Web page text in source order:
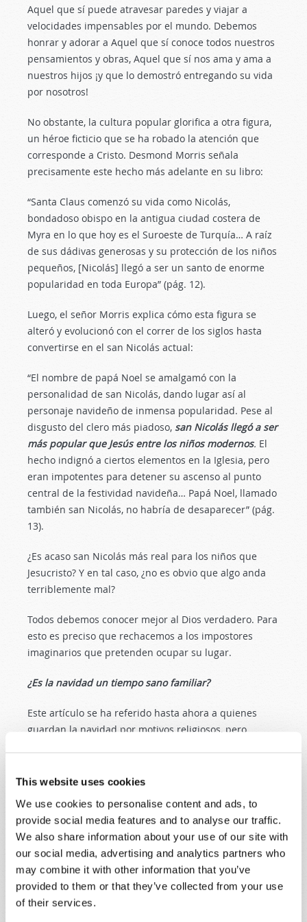
This website uses cookies
We use cookies to personalise content and ads, to
provide social media features and to analyse our traffic.
We also share information about your use of our site with
our social media, advertising and analytics partners who
may combine it with other information that you’ve
provided to them or that they’ve collected from your use
of their services.
Aquel que sí puede atravesar paredes y viajar a
velocidades impensables por el mundo. Debemos
honrar y adorar a Aquel que sí conoce todos nuestros
pensamientos y obras, Aquel que sí nos ama y ama a
nuestros hijos ¡y que lo demostró entregando su vida
por nosotros!
No obstante, la cultura popular glorifica a otra figura,
un héroe ficticio que se ha robado la atención que
corresponde a Cristo. Desmond Morris señala
precisamente este hecho más adelante en su libro:
“Santa Claus comenzó su vida como Nicolás,
bondadoso obispo en la antigua ciudad costera de
Myra en lo que hoy es el Suroeste de Turquía… A raíz
de sus dádivas generosas y su protección de los niños
pequeños, [Nicolás] llegó a ser un santo de enorme
popularidad en toda Europa” (pág. 12).
Luego, el señor Morris explica cómo esta figura se
alteró y evolucionó con el correr de los siglos hasta
convertirse en el san Nicolás actual:
“El nombre de papá Noel se amalgamó con la
personalidad de san Nicolás, dando lugar así al
personaje navideño de inmensa popularidad. Pese al
disgusto del clero más piadoso, san Nicolás llegó a ser
más popular que Jesús entre los niños modernos. El
hecho indignó a ciertos elementos en la Iglesia, pero
eran impotentes para detener su ascenso al punto
central de la festividad navideña… Papá Noel, llamado
también san Nicolás, no habría de desaparecer” (pág.
13).
¿Es acaso san Nicolás más real para los niños que
Jesucristo? Y en tal caso, ¿no es obvio que algo anda
terriblemente mal?
Todos debemos conocer mejor al Dios verdadero. Para
esto es preciso que rechacemos a los impostores
imaginarios que pretenden ocupar su lugar.
¿Es la navidad un tiempo sano familiar?
Este artículo se ha referido hasta ahora a quienes
guardan la navidad por motivos religiosos, pero
oportunidad para departir con familiares y amigos y
todos.Claroque es bueno pasar tiempo en compañía
de nuestros allegados. Dios nos creó en familias y nos
hizo desear un vínculo con otras personas. Aun el
sencillo hecho de comer juntos es algo que refuerza
los lazos entre los seres humanos.
¿Pero acaso las comidas y demás ocasiones de fiesta